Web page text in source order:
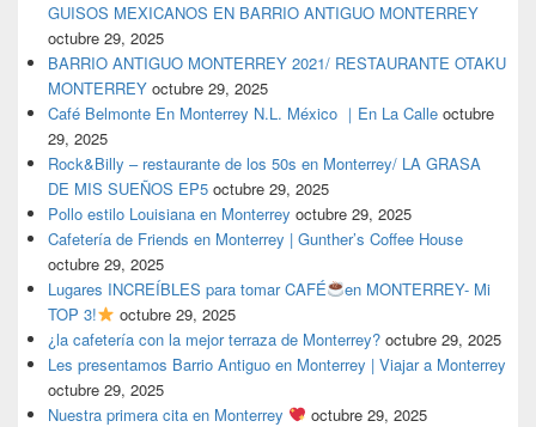
GUISOS MEXICANOS EN BARRIO ANTIGUO MONTERREY
octubre 29, 2025
BARRIO ANTIGUO MONTERREY 2021/ RESTAURANTE OTAKU
MONTERREY octubre 29, 2025
Café Belmonte En Monterrey N.L. México ｜En La Calle octubre
29, 2025
Rock&Billy – restaurante de los 50s en Monterrey/ LA GRASA
DE MIS SUEÑOS EP5 octubre 29, 2025
Pollo estilo Louisiana en Monterrey octubre 29, 2025
Cafetería de Friends en Monterrey | Gunther’s Coffee House
octubre 29, 2025
Lugares INCREÍBLES para tomar CAFÉ
en MONTERREY- Mi
TOP 3!
octubre 29, 2025
¿la cafetería con la mejor terraza de Monterrey? octubre 29, 2025
Les presentamos Barrio Antiguo en Monterrey | Viajar a Monterrey
octubre 29, 2025
Nuestra primera cita en Monterrey
octubre 29, 2025